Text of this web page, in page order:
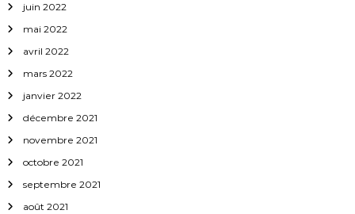
juin 2022
mai 2022
avril 2022
mars 2022
janvier 2022
décembre 2021
novembre 2021
octobre 2021
septembre 2021
août 2021